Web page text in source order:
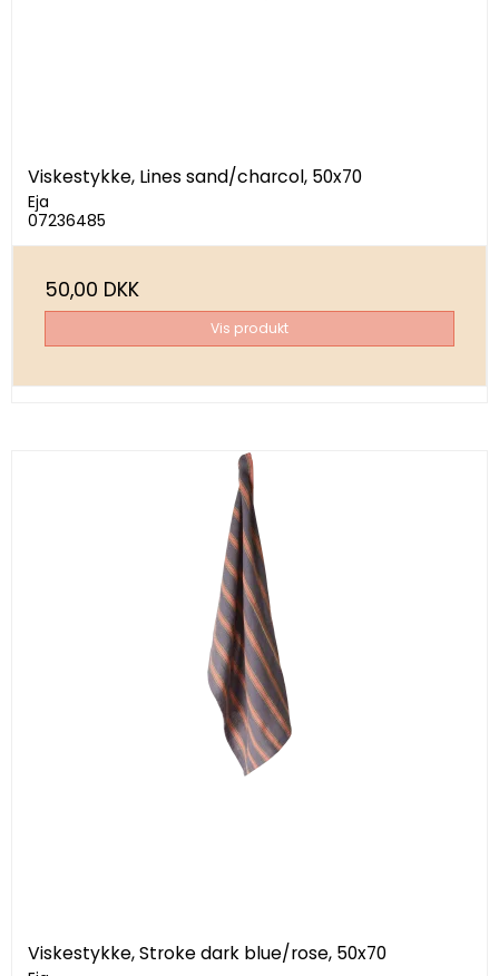
Viskestykke, Lines sand/charcol, 50x70
Eja
07236485
50,00 DKK
Vis produkt
Viskestykke, Stroke dark blue/rose, 50x70